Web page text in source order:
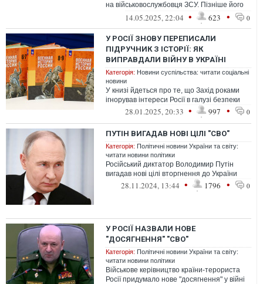
на військовослужбовця ЗСУ. Пізніше його
перемалювали
14.05.2025, 22:04 • 623 • 0
У РОСІЇ ЗНОВУ ПЕРЕПИСАЛИ
ПІДРУЧНИК З ІСТОРІЇ: ЯК
ВИПРАВДАЛИ ВІЙНУ В УКРАЇНІ
Категорія: Новини суспільства: читати соціальні
новини
У книзі йдеться про те, що Захід роками
ігнорував інтереси Росії в галузі безпеки
28.01.2025, 20:33 • 997 • 0
ПУТІН ВИГАДАВ НОВІ ЦІЛІ "СВО"
Категорія: Політичні новини України та світу:
читати новини політики
Російський диктатор Володимир Путін
вигадав нові цілі вторгнення до України
28.11.2024, 13:44 • 1796 • 0
У РОСІЇ НАЗВАЛИ НОВЕ
"ДОСЯГНЕННЯ" "СВО"
Категорія: Політичні новини України та світу:
читати новини політики
Військове керівництво країни-терориста
Росії придумало нове "досягнення" у війні